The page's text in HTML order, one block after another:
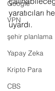
Google
VPN
şehir planlama
Yapay Zeka
Kripto Para
CBS
yaratıcıları
uyardı.